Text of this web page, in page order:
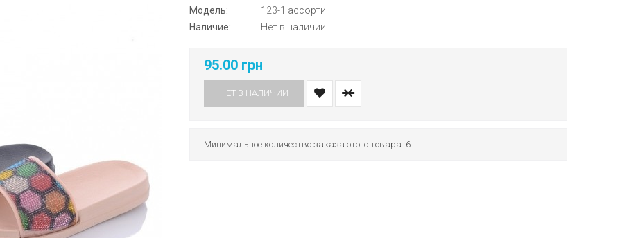
Модель:
123-1 ассорти
Наличие:
Нет в наличии
95.00 грн
НЕТ В НАЛИЧИИ
Минимальное количество заказа этого товара: 6